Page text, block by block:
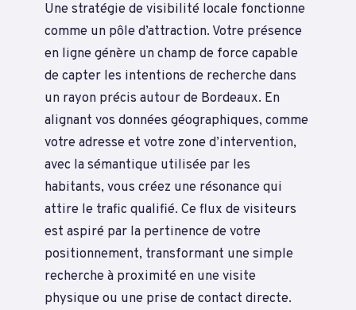
Une stratégie de visibilité locale fonctionne
comme un pôle d’attraction. Votre présence
en ligne génère un champ de force capable
de capter les intentions de recherche dans
un rayon précis autour de Bordeaux. En
alignant vos données géographiques, comme
votre adresse et votre zone d’intervention,
avec la sémantique utilisée par les
habitants, vous créez une résonance qui
attire le trafic qualifié. Ce flux de visiteurs
est aspiré par la pertinence de votre
positionnement, transformant une simple
recherche à proximité en une visite
physique ou une prise de contact directe.